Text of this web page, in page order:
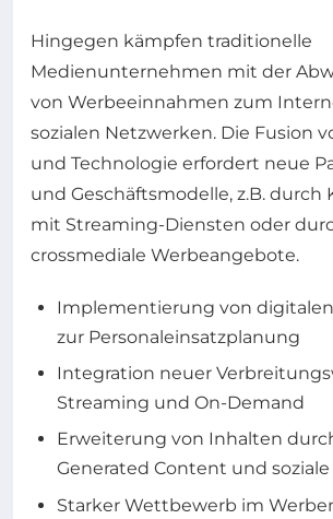
Hingegen kämpfen traditionelle
Medienunternehmen mit der
von Werbeeinnahmen zum
sozialen Netzwerken. Die Fusion
und Technologie erfordert neue
und Geschäftsmodelle, z.B. durch
mit Streaming-Diensten oder
crossmediale Werbeangebote.
Implementierung von digitalen
zur Personaleinsatzplanung
Integration neuer
Streaming und On-Demand
Erweiterung von Inhalten
Generated Content und
Starker Wettbewerb im